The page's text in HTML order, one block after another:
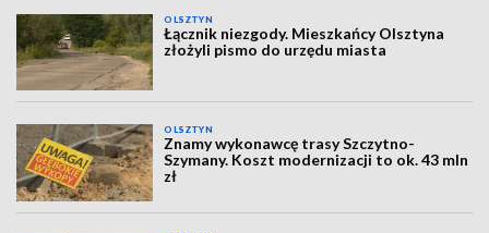
OLSZTYN
Łącznik niezgody. Mieszkańcy Olsztyna
złożyli pismo do urzędu miasta
OLSZTYN
Znamy wykonawcę trasy Szczytno-
Szymany. Koszt modernizacji to ok. 43 mln
zł